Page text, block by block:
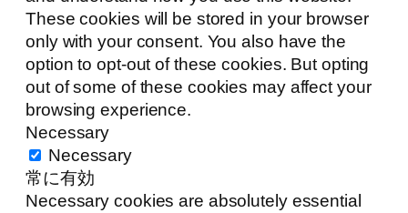
These cookies will be stored in your browser
only with your consent. You also have the
option to opt-out of these cookies. But opting
out of some of these cookies may affect your
browsing experience.
Necessary
Necessary
常に有効
Necessary cookies are absolutely essential